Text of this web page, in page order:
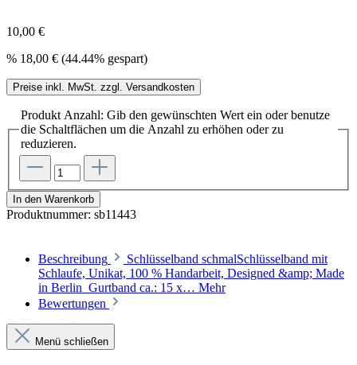
10,00 €
% 18,00 € (44.44% gespart)
Preise inkl. MwSt. zzgl. Versandkosten
Produkt Anzahl: Gib den gewünschten Wert ein oder benutze
die Schaltflächen um die Anzahl zu erhöhen oder zu
reduzieren.
In den Warenkorb
Produktnummer: sb11443
Beschreibung
Schlüsselband schmalSchlüsselband mit
Schlaufe, Unikat, 100 % Handarbeit, Designed &amp; Made
in Berlin Gurtband ca.: 15 x… Mehr
Bewertungen
Menü schließen